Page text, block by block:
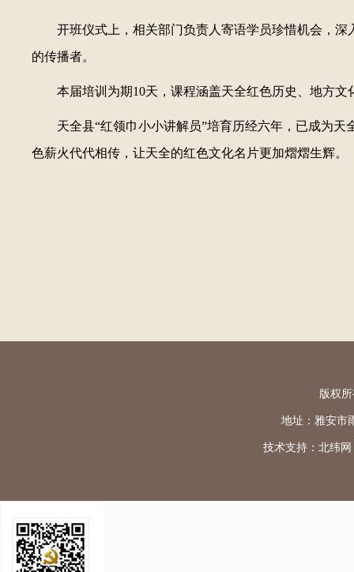
开班仪式上，相关部门负责人寄语学员珍惜机会，
的传播者。
本届培训为期10天，课程涵盖天全红色历史、地方
天全县“红领巾小小讲解员”培育历经六年，已成为
色薪火代代相传，让天全的红色文化名片更加熠熠生辉。
版权
地址：雅安市
技术支持： 北纬网